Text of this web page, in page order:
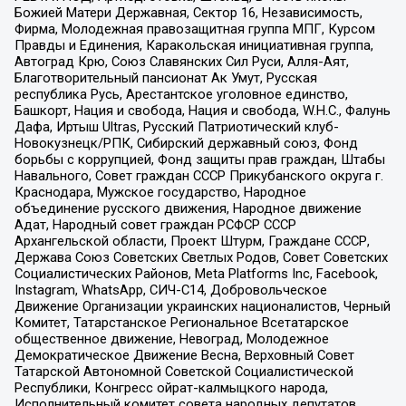
Божией Матери Державная, Сектор 16, Независимость,
Фирма, Молодежная правозащитная группа МПГ, Курсом
Правды и Единения, Каракольская инициативная группа,
Автоград Крю, Союз Славянских Сил Руси, Алля-Аят,
Благотворительный пансионат Ак Умут, Русская
республика Русь, Арестантское уголовное единство,
Башкорт, Нация и свобода, Нация и свобода, W.H.С., Фалунь
Дафа, Иртыш Ultras, Русский Патриотический клуб-
Новокузнецк/РПК, Сибирский державный союз, Фонд
борьбы с коррупцией, Фонд защиты прав граждан, Штабы
Навального, Совет граждан СССР Прикубанского округа г.
Краснодара, Мужское государство, Народное
объединение русского движения, Народное движение
Адат, Народный совет граждан РСФСР СССР
Архангельской области, Проект Штурм, Граждане СССР,
Держава Союз Советских Светлых Родов, Совет Советских
Социалистических Районов, Meta Platforms Inc, Facebook,
Instagram, WhatsApp, СИЧ-С14, Добровольческое
Движение Организации украинских националистов, Черный
Комитет, Татарстанское Региональное Всетатарское
общественное движение, Невоград, Молодежное
Демократическое Движение Весна, Верховный Совет
Татарской Автономной Советской Социалистической
Республики, Конгресс ойрат-калмыцкого народа,